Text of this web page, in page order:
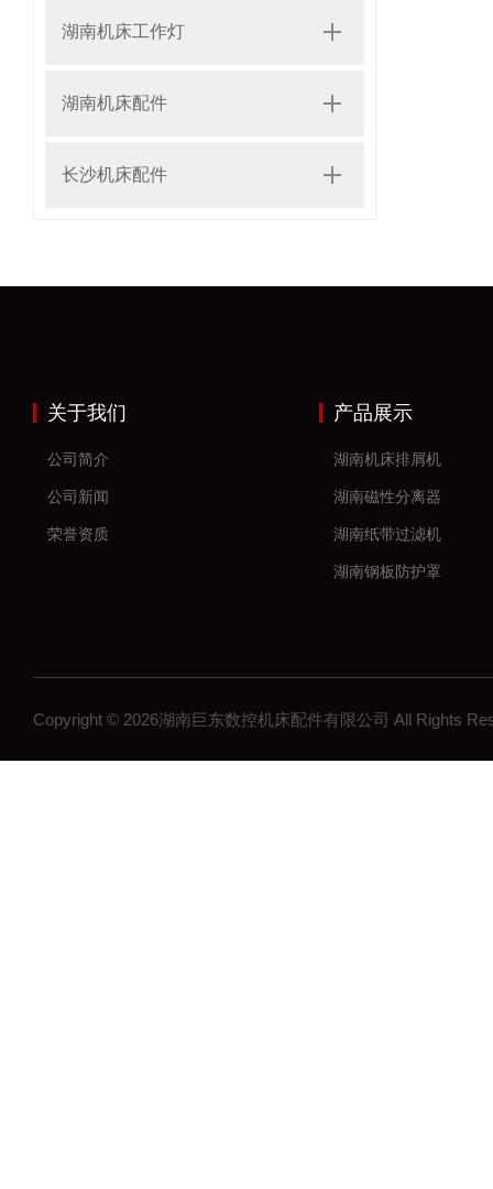
湖南机床工作灯
湖南机床配件
长沙机床配件
关于我们
公司简介
公司新闻
荣誉资质
产品展示
湖南机床排屑机
湖南磁性分离器
湖南纸带过滤机
湖南钢板防护罩
湖南塑料拖链
湖南钢制拖链
湖南机床工作灯
Copyright © 2026湖南巨东数控机床配件有限公司 All Rights